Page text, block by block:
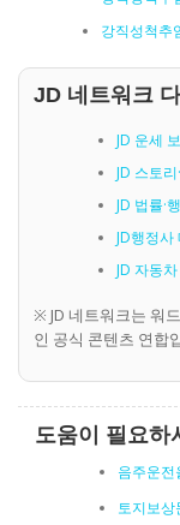
강직성척추
JD 네트워크
JD 운세
JD 스토
JD 법률·
JD행정
JD 자동
※ JD 네트워크는 워
인 공식 콘텐츠 연합
도움이 필요하
음주운전
토지보상